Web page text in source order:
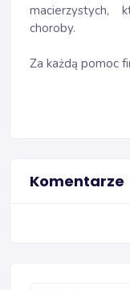
macierzystych,
choroby.
Za każdą pomoc
Komentarze